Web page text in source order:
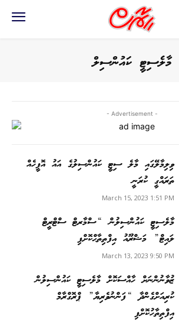
މާލެސިޓީ ކައުންސިލް
- Advertisement -
ވިލިމާލޭގައި މާލެ ސިޓީ ކައުންސިލުގެ އައު އޮފީހެއް
ތަރައްގީ ކުރަނީ
March 15, 2023 1:51 PM
މާލެސިޓީ ކައުންސިލުން “ސްމާރޓް ސްޓްރީޓް
ލައިޓް” މަޝްރޫއު އިފްތިތާޙްކޮށްފި
March 13, 2023 9:50 PM
ޒުވާނުންނަށް ހާއްސަކޮށް މާލެސިޓީ ކައުންސިލުން
ކުރިއަށްގެންދާ “ފަންނުވެރިޔާ” ޕްރޮގްރާމް
އިފްތިތާހުކޮށްފި